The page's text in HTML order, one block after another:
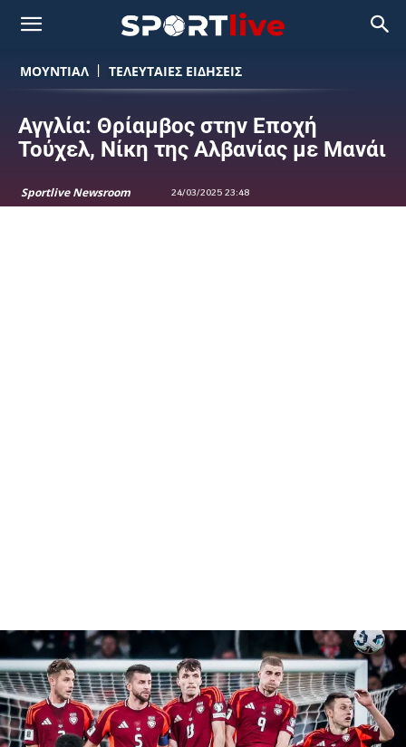
ΜΟΥΝΤΙΆΛ ΤΕΛΕΥΤΑΙΕΣ ΕΙΔΗΣΕΙΣ
Αγγλία: Θρίαμβος στην Εποχή
Τούχελ, Νίκη της Αλβανίας με Μανάι
Sportlive Newsroom 24/03/2025 23:48